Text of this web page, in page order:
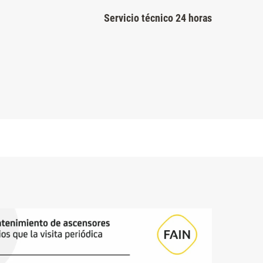
Servicio técnico 24 horas